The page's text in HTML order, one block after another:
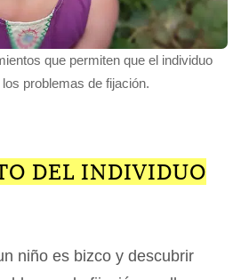
que permiten que el individuo
problemas de fijación.
DEL INDIVIDUO
niño es bizco y descubrir